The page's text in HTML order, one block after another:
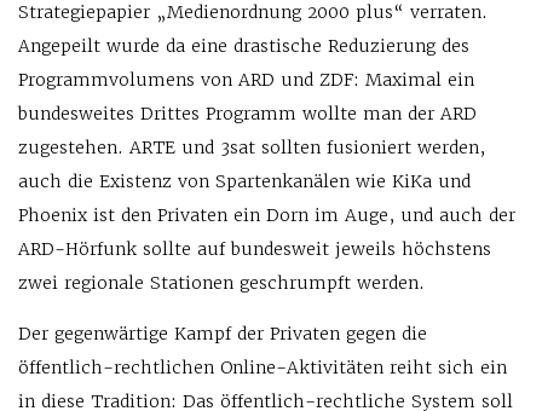
Strategiepapier „Medienordnung 2000 plus“ verraten.
Angepeilt wurde da eine drastische Reduzierung des
Programmvolumens von ARD und ZDF: Maximal ein
bundesweites Drittes Programm wollte man der ARD
zugestehen. ARTE und 3sat sollten fusioniert werden,
auch die Existenz von Spartenkanälen wie KiKa und
Phoenix ist den Privaten ein Dorn im Auge, und auch der
ARD-Hörfunk sollte auf bundesweit jeweils höchstens
zwei regionale Stationen geschrumpft werden.
Der gegenwärtige Kampf der Privaten gegen die
öffentlich-rechtlichen Online-Aktivitäten reiht sich ein
in diese Tradition: Das öffentlich-rechtliche System soll